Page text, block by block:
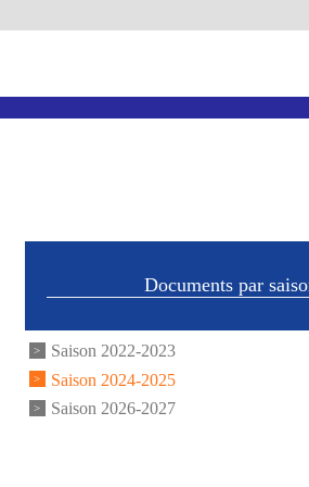
Documents par
Saison 2022-2023
Saison 2024-2025
Saison 2026-2027